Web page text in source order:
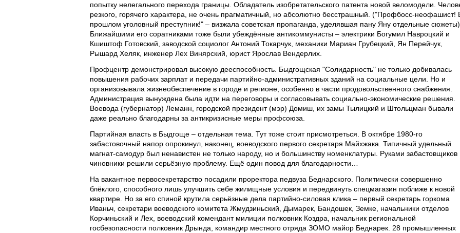
попытку нелегального перехода границы. Обладатель изобретательского патента новой веломодели.
резкого, горячего характера, не очень прагматичный, но абсолютно бесстрашный. ("Профбосс-неофашист!
прошлом уголовный преступник!" – визжала советская пропаганда, уделявшая пану Яну отдельные сюжеты).
Ближайшими его соратниками тоже были убеждённые антикоммунисты – электрики Богумил Навроцкий и
Кшиштоф Готовский, заводской социолог Антоний Токарчук, механики Мариан Грубецкий, Ян Перейчук,
Рышард Хеляк, инженер Лех Винярский, юрист Ярослав Вендерлих.
Профцентр демонстрировал высокую дееспособность. Быдгощская "Солидарность" не только добивалась
повышения рабочих зарплат и передачи партийно-административных зданий на социальные цели. Но и
организовывала жизнеобеспечение в городе и регионе, особенно в части продовольственного снабжения.
Администрация вынуждена была идти на переговоры и согласовывать социально-экономические решения.
Воевода (губернатор) Леманн, городской президент (мэр) Домиш, их замы Тылицкий и Штольцман бывали
даже реально благодарны за антикризисные меры профсоюза.
Партийная власть в Быдгоще – отдельная тема. Тут тоже стоит присмотреться. В октябре 1980-го
забастовочный напор опрокинул, наконец, воеводского первого секретаря Майхжака. Типичный удельный
магнат-самодур был ненавистен не только народу, но и большинству номенклатуры. Руками забастовщиков
чиновники решили серьёзную проблему. Ещё один повод для благодарности…
На вакантное первосекретарство посадили проректора педвуза Беднарского. Политически совершенно
блёклого, способного лишь улучшить себе жилищные условия и передвинуть спецмагазин поближе к новой
квартире. Но за его спиной крутила серьёзные дела партийно-силовая клика – первый секретарь горкома
Иваньч, секретари воеводского комитета Жмудзиньский, Дымарек, Бандошек, Земке, начальники отделов
Корчиньский и Лех, воеводский комендант милиции полковник Коздра, начальник региональной
госбезопасности полковник Дрында, командир местного отряда ЗОМО майор Беднарек. 28 промышленных